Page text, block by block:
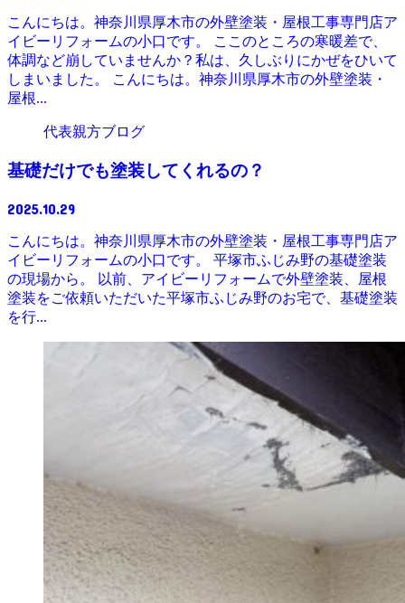
こんにちは。神奈川県厚木市の外壁塗装・屋根工事専門店ア
イビーリフォームの小口です。 ここのところの寒暖差で、
体調など崩していませんか？私は、久しぶりにかぜをひいて
しまいました。 こんにちは。神奈川県厚木市の外壁塗装・
屋根...
代表親方ブログ
基礎だけでも塗装してくれるの？
2025.10.29
こんにちは。神奈川県厚木市の外壁塗装・屋根工事専門店ア
イビーリフォームの小口です。 平塚市ふじみ野の基礎塗装
の現場から。 以前、アイビーリフォームで外壁塗装、屋根
塗装をご依頼いただいた平塚市ふじみ野のお宅で、基礎塗装
を行...